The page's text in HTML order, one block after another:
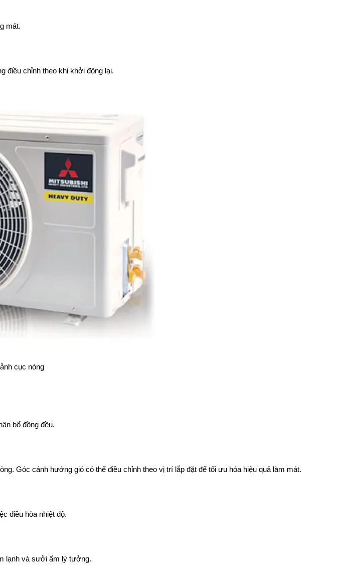
mát.
điều chỉnh theo khi khởi động lại.
cục nóng
bổ đồng đều.
Góc cánh hướng gió có thể điều chỉnh theo vị trí lắp đặt để tối ưu hóa hiệu quả làm mát.
điều hòa nhiệt độ.
lạnh và sưởi ấm lý tưởng.